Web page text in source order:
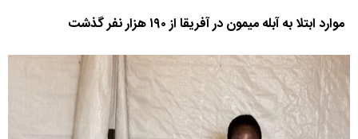
موارد ابتلا به آبله میمون در آفریقا از ۱۹۰ هزار نفر گذشت